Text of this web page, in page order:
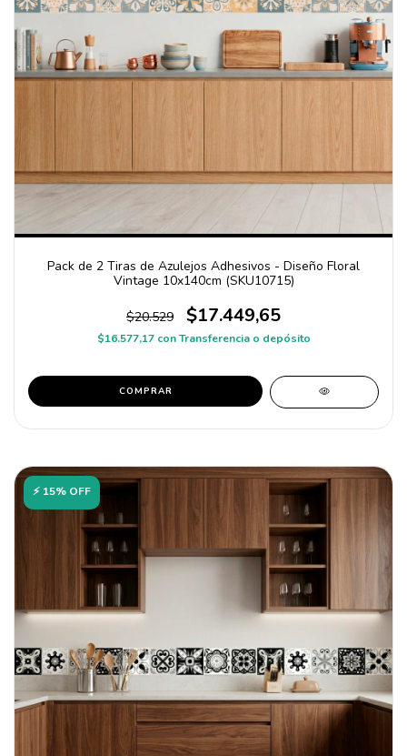
Pack de 2 Tiras de Azulejos Adhesivos - Diseño Floral
Vintage 10x140cm (SKU10715)
$20.529 $17.449,65
$16.577,17 con Transferencia o depósito
COMPRAR
⚡ 15% OFF